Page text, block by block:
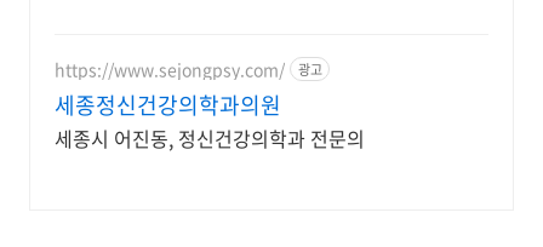
https://www.sejongpsy.com/ 광고
세종정신건강의학과의원
세종시 어진동, 정신건강의학과 전문의